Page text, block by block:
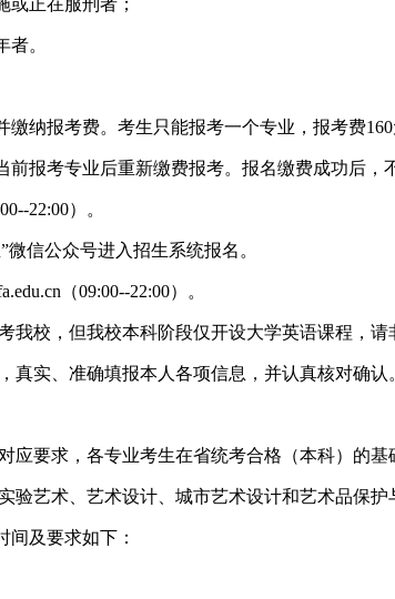
。
纳报考费。考生只能报考一个专业，报考费
报考专业后重新缴费报考。报名缴费成功后，
22:00）。
信公众号进入招生系统报名。
（09:00--22:00）。
我校，但我校本科阶段仅开设大学英语课程，请
真实、准确填报本人各项信息，并认真核对确认
应要求，各专业考生在省统考合格（本科）的基
验艺术、艺术设计、城市艺术设计和艺术品保
间及要求如下：